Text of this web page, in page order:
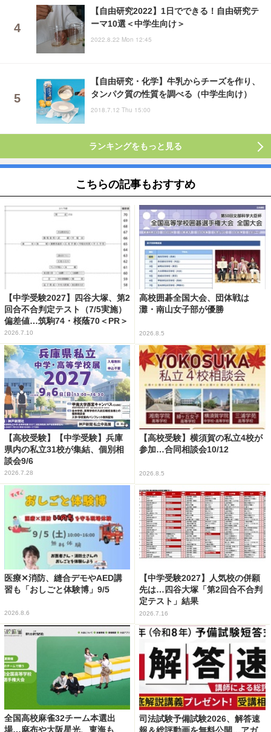
【自由研究2022】1日でできる！自由研究テ
ーマ10選＜中学生向け＞
2022.8.22 Mon 12:45
【自由研究・化学】牛乳からチーズを作り、
タンパク質の性質を調べる（中学生向け）
2018.7.12 Thu 15:00
ランキングをもっと見る
こちらの記事もおすすめ
【中学受験2027】四谷大塚、第2
回合不合判定テスト（7/5実施）
偏差値…筑駒74・桜蔭70＜PR＞
2026.7.10
高校囲碁全国大会、団体戦は
灘・南山女子部が優勝
2026.8.5
【高校受験】【中学受験】兵庫
県内の私立31校が集結、個別相
談会9/6
2026.7.28
【高校受験】横須賀の私立4校が
参加…合同相談会10/12
2026.8.5
医療✕消防、縫合デモやAED講
習も「おしごと体験博」9/5
2026.8.6
【中学受験2027】人気校の併願
先は…四谷大塚「第2回合不合判
定テスト」結果
2026.7.16
全国高校麻雀32チーム本選出
場…麻布や大阪星光、東海も
司法試験予備試験2026、解答速
報＆総評動画を無料公開…アガ